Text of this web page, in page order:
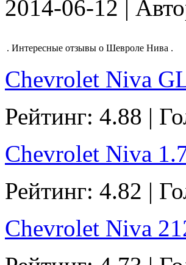
2014-06-12 |
. Интересные отзывы о Шевроле Нива .
Chevrolet Niva
Рейтинг: 4.88 |
Chevrolet Niva
Рейтинг: 4.82 |
Chevrolet Niva